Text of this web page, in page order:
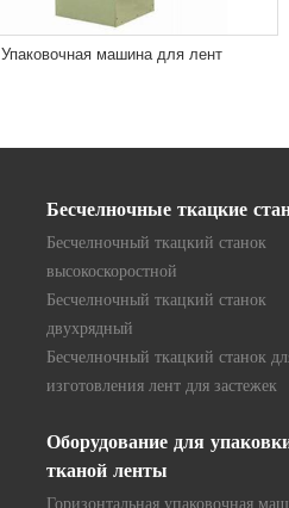
Упаковочная машина для лент
Бесчелночные ткацкие
Бесчелночный ткацкий станок
высокоскоростной
Бесчелночный ткацкий станок
двухрядный
Бесчелночный ткацкий станок
изготовления лент для застежек
Оборудование для
тканой ленты
Горизонтальная упаковочная